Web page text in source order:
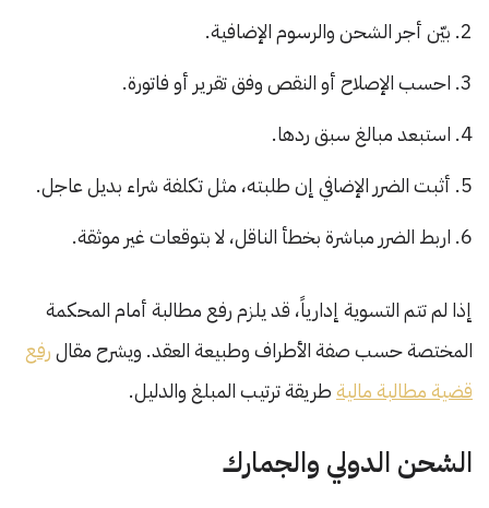
بيّن أجر الشحن والرسوم الإضافية.
احسب الإصلاح أو النقص وفق تقرير أو فاتورة.
استبعد مبالغ سبق ردها.
أثبت الضرر الإضافي إن طلبته، مثل تكلفة شراء بديل عاجل.
اربط الضرر مباشرة بخطأ الناقل، لا بتوقعات غير موثقة.
إذا لم تتم التسوية إدارياً، قد يلزم رفع مطالبة أمام المحكمة
المختصة حسب صفة الأطراف وطبيعة العقد. ويشرح مقالرفع
قضية مطالبة مالية طريقة ترتيب المبلغ والدليل.
الشحن الدولي والجمارك